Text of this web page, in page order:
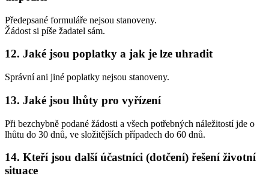
Předepsané formuláře nejsou stanoveny.
Žádost si píše žadatel sám.
12. Jaké jsou poplatky a jak je lze uhradit
Správní ani jiné poplatky nejsou stanoveny.
13. Jaké jsou lhůty pro vyřízení
Při bezchybně podané žádosti a všech potřebných náležitostí jde o
lhůtu do 30 dnů, ve složitějších případech do 60 dnů.
14. Kteří jsou další účastníci (dotčení) řešení životní
situace